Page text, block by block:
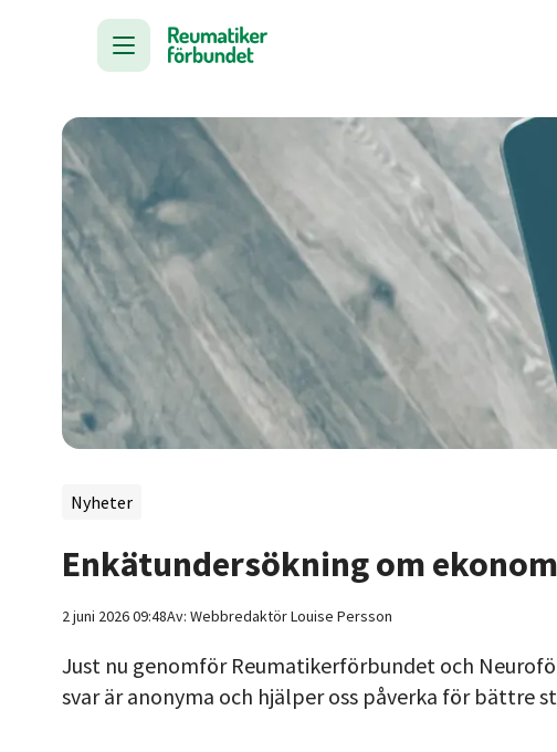
Nyheter
Enkätundersökning om
2 juni 2026 09:48Av: WebbredaktörLouise Persson
Just nu genomför Reumatikerförbundet och
svar är anonyma och hjälper oss påverka för bättre